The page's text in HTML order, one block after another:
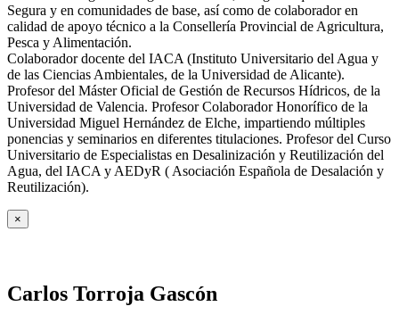
Segura y en comunidades de base, así como de colaborador en
calidad de apoyo técnico a la Consellería Provincial de Agricultura,
Pesca y Alimentación.
Colaborador docente del IACA (Instituto Universitario del Agua y
de las Ciencias Ambientales, de la Universidad de Alicante).
Profesor del Máster Oficial de Gestión de Recursos Hídricos, de la
Universidad de Valencia. Profesor Colaborador Honorífico de la
Universidad Miguel Hernández de Elche, impartiendo múltiples
ponencias y seminarios en diferentes titulaciones. Profesor del Curso
Universitario de Especialistas en Desalinización y Reutilización del
Agua, del IACA y AEDyR ( Asociación Española de Desalación y
Reutilización).
×
Carlos Torroja Gascón